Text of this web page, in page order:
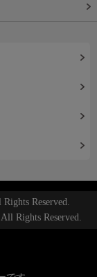
Reserved.
Rights Reserved.